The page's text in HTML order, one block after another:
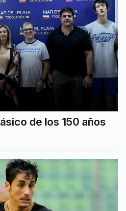
de los 150 años